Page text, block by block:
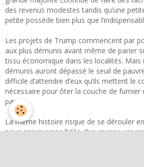
des revenus modestes tandis qu’une
petite possède bien plus que
Les projets de Trump commencent par
aux plus démunis avant même de parier
tissu économique dans les localités. Mais
démunis auront dépassé le seuil de
difficile d’attendre d’eux qu’ils mettent le
nécessaire pour ôter la couche de fumier
pays.
La même histoire risque de se dérouler
nous approuvons l’idée d’un revenu